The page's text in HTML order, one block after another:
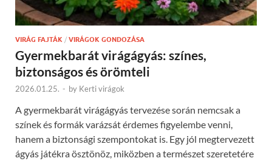
VIRÁG FAJTÁK / VIRÁGOK GONDOZÁSA
Gyermekbarát virágágyás: színes,
biztonságos és örömteli
2026.01.25. - by Kerti virágok
A gyermekbarát virágágyás tervezése során nemcsak a
színek és formák varázsát érdemes figyelembe venni,
hanem a biztonsági szempontokat is. Egy jól megtervezett
ágyás játékra ösztönöz, miközben a természet szeretetére